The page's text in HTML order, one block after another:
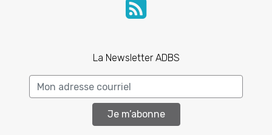
La Newsletter ADBS
Je m’abonne